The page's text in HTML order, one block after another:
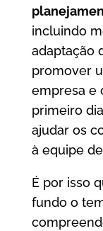
incluindo
adaptação
promover
empresa e
primeiro
ajudar os
à equipe
É por isso
fundo o